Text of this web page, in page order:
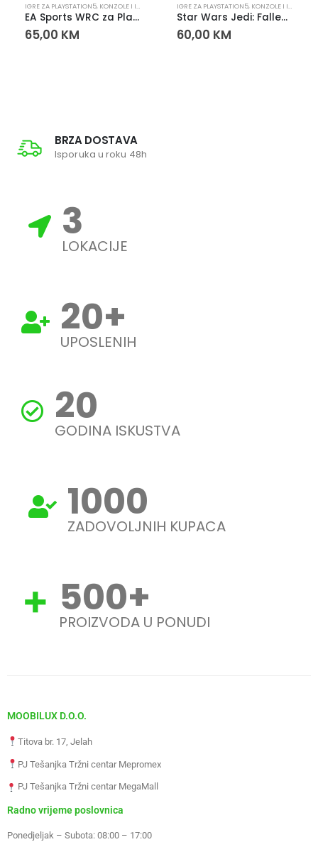
PLAYSTATIONIGRE ZA PLAYSTATION5, KONZOLE I IGRE PLAYSTATION
EA Sports WRC za PlayStation 5 (PS5)
65,00 KM
IGRE ZA PLAYSTATION5, KONZOLE I IGRE
Star Wars Jedi: Fallen Order PS5
60,00 KM
BRZA DOSTAVA
Isporuka u roku 48h
3
LOKACIJE
20+
UPOSLENIH
20
GODINA ISKUSTVA
1000
ZADOVOLJNIH KUPACA
500+
PROIZVODA U PONUDI
MOOBILUX D.O.O.
Titova br. 17, Jelah
PJ Tešanjka Tržni centar Mepromex
PJ Tešanjka Tržni centar MegaMall
Radno vrijeme poslovnica
Ponedjeljak – Subota: 08:00 – 17:00